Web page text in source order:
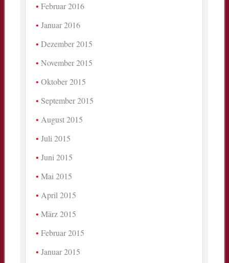
Februar 2016
Januar 2016
Dezember 2015
November 2015
Oktober 2015
September 2015
August 2015
Juli 2015
Juni 2015
Mai 2015
April 2015
März 2015
Februar 2015
Januar 2015